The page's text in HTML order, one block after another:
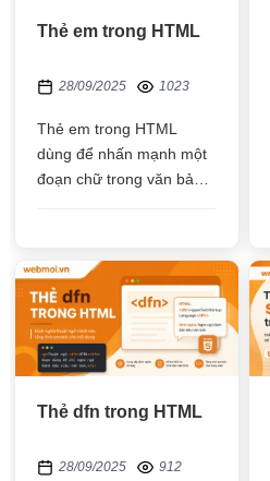
Thẻ em trong HTML
28/09/2025 1023
Thẻ em trong HTML
dùng để nhấn mạnh một
đoạn chữ trong văn bản
Thẻ dfn trong HTML
28/09/2025 912